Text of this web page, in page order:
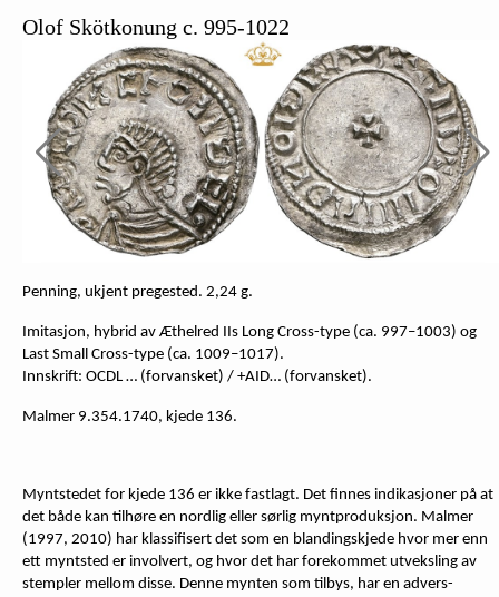
Olof Skötkonung c. 995-1022
Penning, ukjent pregested. 2,24 g.
Imitasjon, hybrid av Æthelred IIs Long Cross-type (ca. 997–1003) og
Last Small Cross-type (ca. 1009–1017).
Innskrift: OCDL … (forvansket) / +AID… (forvansket).
Malmer 9.354.1740, kjede 136.
Myntstedet for kjede 136 er ikke fastlagt. Det finnes indikasjoner på at
det både kan tilhøre en nordlig eller sørlig myntproduksjon. Malmer
(1997, 2010) har klassifisert det som en blandingskjede hvor mer enn
ett myntsted er involvert, og hvor det har forekommet utveksling av
stempler mellom disse. Denne mynten som tilbys, har en advers-